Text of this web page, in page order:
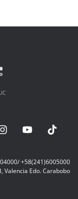
+58(241)6005000
Valencia Edo. Carabobo